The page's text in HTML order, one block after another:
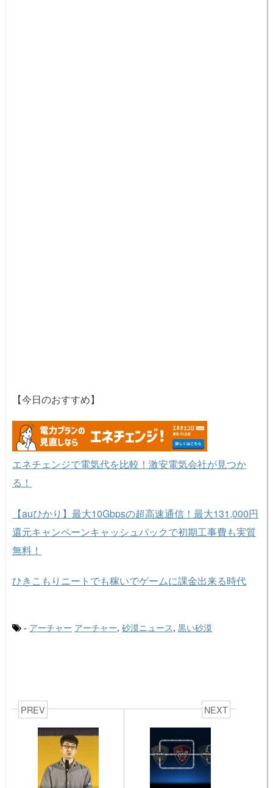
【今日のおすすめ】
エネチェンジで電気代を比較！激安電気会社が見つか
る！
【auひかり】最大10Gbpsの超高速通信！最大131,000円
還元キャンペーンキャッシュバックで初期工事費も実質
無料！
ひきこもりニートでも稼いでゲームに課金出来る時代
- アーチャー アーチャー, 砂漠ニュース, 黒い砂漠
PREV NEXT